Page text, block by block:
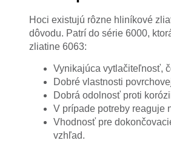
Hoci existujú rôzne hliníkové
dôvodu. Patrí do série 6000,
zliatine 6063:
Vynikajúca vytlačiteľnosť,
Dobré vlastnosti
Dobrá odolnosť proti
V prípade potreby reaguje
Vhodnosť pre
vzhľad.